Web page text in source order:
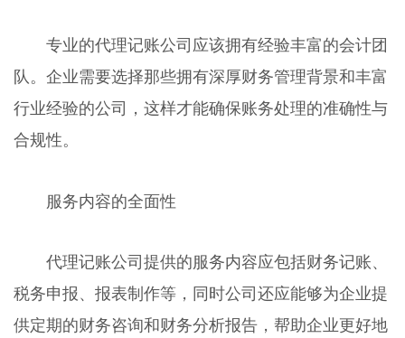
专业的代理记账公司应该拥有经验丰富的会计团
队。企业需要选择那些拥有深厚财务管理背景和丰富
行业经验的公司，这样才能确保账务处理的准确性与
合规性。
服务内容的全面性
代理记账公司提供的服务内容应包括财务记账、
税务申报、报表制作等，同时公司还应能够为企业提
供定期的财务咨询和财务分析报告，帮助企业更好地